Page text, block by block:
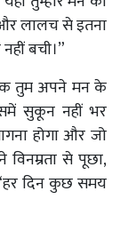
लालच से इतना
बची।”
तुम अपने मन के
सुकून नहीं भर
होगा और जो
विनम्रता से पूछा,
दिन कुछ समय